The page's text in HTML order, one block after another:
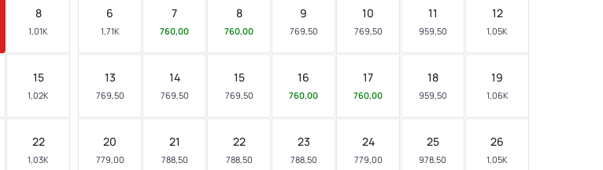
8
1,01K
15
1,02K
22
1,03K
6
1,71K
7
760,00
8
760,00
9
769,50
10
769,50
11
959,50
12
1,05K
13
769,50
14
769,50
15
769,50
16
760,00
17
760,00
18
959,50
19
1,06K
20
779,00
21
788,50
22
788,50
23
788,50
24
779,00
25
978,50
26
1,05K